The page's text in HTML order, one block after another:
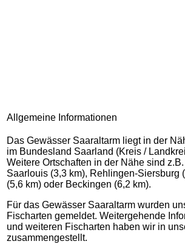
Allgemeine Informationen
Das Gewässer Saaraltarm liegt in der
im Bundesland Saarland (Kreis /
Weitere Ortschaften in der Nähe sind
Saarlouis (3,3 km), Rehlingen-Siersburg
(5,6 km) oder Beckingen (6,2 km).
Für das Gewässer Saaraltarm wurden
Fischarten gemeldet. Weitergehende
und weiteren Fischarten haben wir in
zusammengestellt.